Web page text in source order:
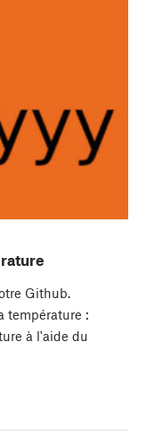
Github.
température :
à l'aide du